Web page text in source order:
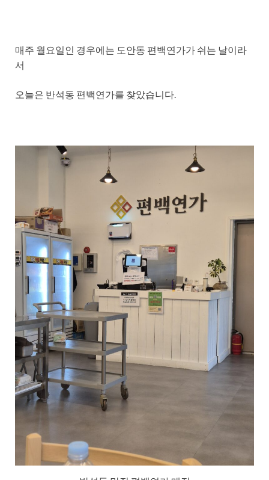
매주 월요일인 경우에는 도안동 편백연가가 쉬는 날이라
서
오늘은 반석동 편백연가를 찾았습니다.